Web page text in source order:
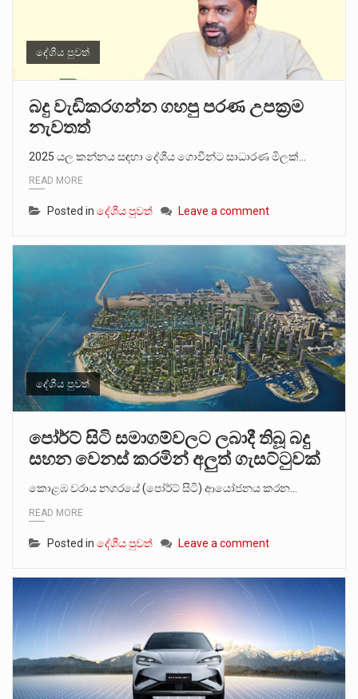
දේශීය පුවත්
බදු වැඩිකරගන්න ගහපු පරණ උපක්‍රම
නැවතත්
2025 යල කන්නය සඳහා දේශීය ගොවීන්ට සාධාරණ මිලක්…
READ MORE
Posted in දේශීය පුවත් Leave a comment
දේශීය පුවත්
පෝර්ට් සිටි සමාගම්වලට ලබාදී තිබූ බදු
සහන වෙනස් කරමින් අලුත් ගැසට්ටුවක්
කොළඹ වරාය නගරයේ (පෝර්ට් සිටි) ආයෝජනය කරන…
READ MORE
Posted in දේශීය පුවත් Leave a comment